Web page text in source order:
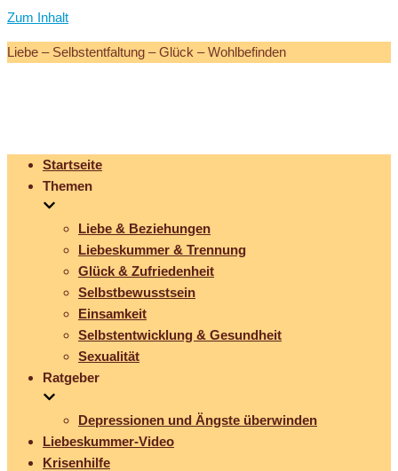
Zum Inhalt
Liebe – Selbstentfaltung – Glück – Wohlbefinden
Startseite
Themen
Liebe & Beziehungen
Liebeskummer & Trennung
Glück & Zufriedenheit
Selbstbewusstsein
Einsamkeit
Selbstentwicklung & Gesundheit
Sexualität
Ratgeber
Depressionen und Ängste überwinden
Liebeskummer-Video
Krisenhilfe